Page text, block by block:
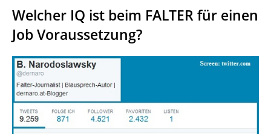
Welcher IQ ist beim FALTER für einen
Job Voraussetzung?